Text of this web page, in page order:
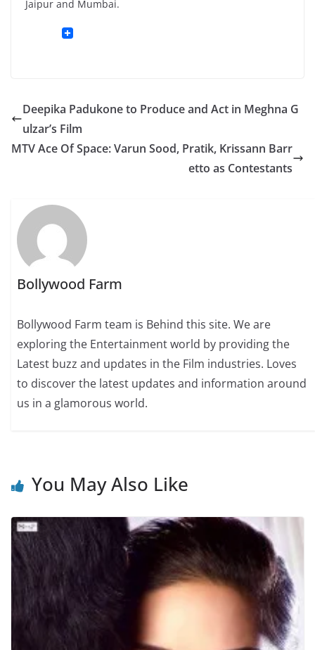
Jaipur and Mumbai.
Deepika Padukone to Produce and Act in Meghna G
ulzar’s Film
MTV Ace Of Space: Varun Sood, Pratik, Krissann Barr
etto as Contestants
Bollywood Farm
Bollywood Farm team is Behind this site. We are
exploring the Entertainment world by providing the
Latest buzz and updates in the Film industries. Loves
to discover the latest updates and information around
us in a glamorous world.
You May Also Like